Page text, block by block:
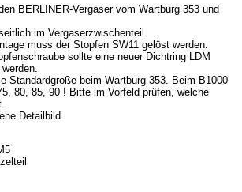
& Zubehör
BERLINER-Vergaser vom Wartburg 353 und
im Vergaserzwischenteil.
muss der Stopfen SW11 gelöst werden.
sollte eine neuer Dichtring LDM
Standardgröße beim Wartburg 353. Beim B1000
80, 85, 90 ! Bitte im Vorfeld prüfen, welche
Detailbild